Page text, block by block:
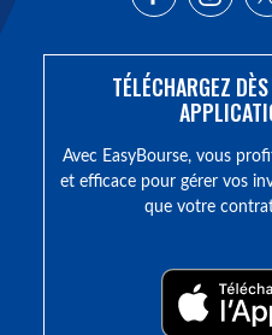
TÉLÉCHARGEZ
Avec EasyBourse, vous
et efficace pour gérer vos
que votre